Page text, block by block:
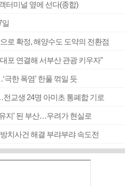
터미널 옆에 선다(종합)
일
로 확정, 해양수도 도약의 전환점
포 연결해 서부산 관광 키우자”
한 폭염’ 한풀 꺾일 듯
교생 24명 아미초 통폐합 기로
지’ 된 부산…우려가 현실로
치사건 해결 부랴부랴 속도전